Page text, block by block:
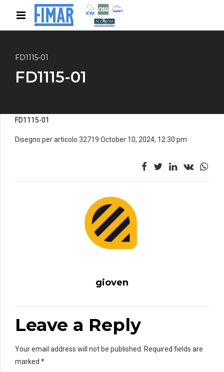
FD1115-01
FD1115-01
FD1115-01
Disegno per articolo 32719 October 10, 2024, 12:30 pm
gioven
Leave a Reply
Your email address will not be published. Required fields are
marked *